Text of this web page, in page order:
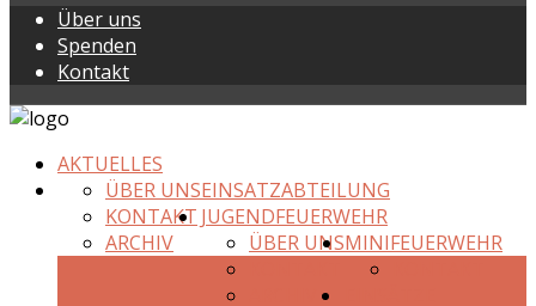
Über uns
Spenden
Kontakt
AKTUELLES
EINSATZABTEILUNG
ÜBER UNS
KONTAKT
ARCHIV
JUGENDFEUERWEHR
ÜBER UNSMINIFEUERWEHR